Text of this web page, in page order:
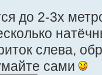
до 2-3х
слева,
сами